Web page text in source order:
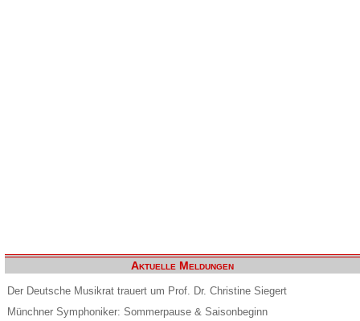
Aktuelle Meldungen
Der Deutsche Musikrat trauert um Prof. Dr. Christine Siegert
Münchner Symphoniker: Sommerpause & Saisonbeginn